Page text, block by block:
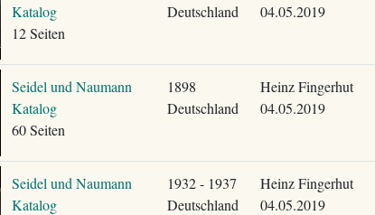
Katalog
12 Seiten
Deutschland
04.05.2019
Seidel und Naumann
Katalog
60 Seiten
1898
Deutschland
Heinz Fingerhut
04.05.2019
Seidel und Naumann
Katalog
1932 - 1937
Deutschland
Heinz Fingerhut
04.05.2019